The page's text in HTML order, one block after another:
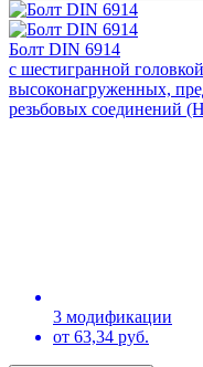
Болт DIN 6914
с шестигранной
высоконагруженных,
резьбовых соединений
3 модификации
от 63,34 руб.